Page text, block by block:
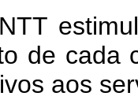
de cada
aos